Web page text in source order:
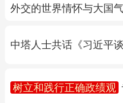
四川 贵州
外交的世界情怀与大国
中塔人士共话《习近平
树立和践行正确政绩观